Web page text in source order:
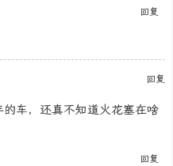
回复
回复
车，还真不知道火花塞在啥
回复